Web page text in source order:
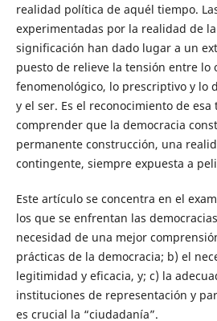
realidad política de aquél tiempo.
experimentadas por la realidad de
significación han dado lugar a un
puesto de relieve la tensión entre lo
fenomenológico, lo prescriptivo y lo
y el ser. Es el reconocimiento de
comprender que la democracia
permanente construcción, una
contingente, siempre expuesta a
Este artículo se concentra en el
los que se enfrentan las
necesidad de una mejor
prácticas de la democracia; b) el
legitimidad y eficacia, y; c) la
instituciones de representación y
es crucial la “ciudadanía”.